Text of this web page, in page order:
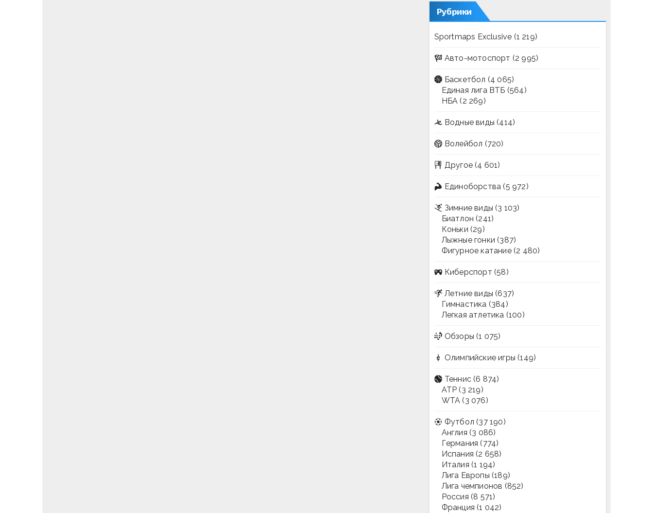
Рубрики
Sportmaps Exclusive (1 219)
Авто-мотоспорт (2 995)
Баскетбол (4 065)
Единая лига ВТБ (564)
НБА (2 269)
Водные виды (414)
Волейбол (720)
Другое (4 601)
Единоборства (5 972)
Зимние виды (3 103)
Биатлон (241)
Коньки (29)
Лыжные гонки (387)
Фигурное катание(2 480)
Киберспорт (58)
Летние виды (637)
Гимнастика (384)
Легкая атлетика (100)
Обзоры (1 075)
Олимпийские игры (149)
Теннис (6 874)
ATP (3 219)
WTA (3 076)
Футбол (37 190)
Англия (3 086)
Германия (774)
Испания (2 658)
Италия (1 194)
Лига Европы (189)
Лига чемпионов (852)
Россия (8 571)
Франция (1 042)